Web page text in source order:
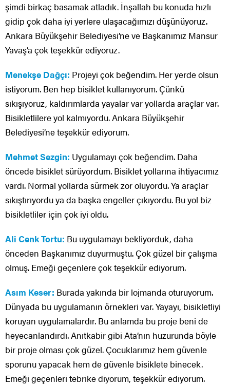
şimdi birkaç basamak atladık. İnşallah bu konuda hızlı
gidip çok daha iyi yerlere ulaşacağımızı düşünüyoruz.
Ankara Büyükşehir Belediyesi’ne ve Başkanımız Mansur
Yavaş’a çok teşekkür ediyoruz.
Menekşe Dağçı: Projeyi çok beğendim. Her yerde olsun
istiyorum. Ben hep bisiklet kullanıyorum. Çünkü
sıkışıyoruz, kaldırımlarda yayalar var yollarda araçlar var.
Bisikletlilere yol kalmıyordu. Ankara Büyükşehir
Belediyesi’ne teşekkür ediyorum.
Mehmet Sezgin: Uygulamayı çok beğendim. Daha
öncede bisiklet sürüyordum. Bisiklet yollarına ihtiyacımız
vardı. Normal yollarda sürmek zor oluyordu. Ya araçlar
sıkıştırıyordu ya da başka engeller çıkıyordu. Bu yol biz
bisikletliler için çok iyi oldu.
Ali Cenk Tortu: Bu uygulamayı bekliyorduk, daha
önceden Başkanımız duyurmuştu. Çok güzel bir çalışma
olmuş. Emeği geçenlere çok teşekkür ediyorum.
Asım Keser: Burada yakında bir lojmanda oturuyorum.
Dünyada bu uygulamanın örnekleri var. Yayayı, bisikletliyi
koruyan uygulamalardır. Bu anlamda bu proje beni de
heyecanlandırdı. Anıtkabir gibi Ata’nın huzurunda böyle
bir proje olması çok güzel. Çocuklarımız hem güvenle
sporunu yapacak hem de güvenle bisiklete binecek.
Emeği geçenleri tebrike diyorum, teşekkür ediyorum.